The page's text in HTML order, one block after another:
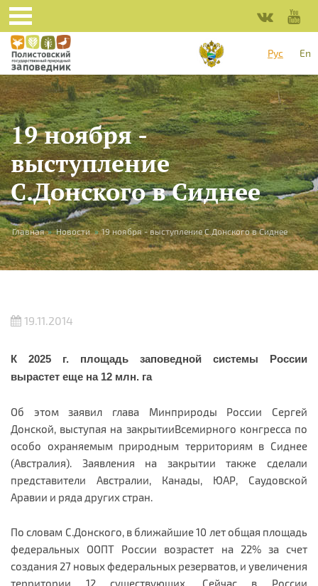
Перейти к основному содержанию
Рус
En
19 ноября -
выступление
С.Донского в Сиднее
Вы здесь
Главная » Новости » 19 ноября - выступление С.Донского в Сиднее
19.11.2014
К 2025 г. площадь заповедной системы России
вырастет еще на 12 млн. га
Об этом заявил глава Минприроды России Сергей
Донской, выступая на закрытииВсемирного конгресса по
особо охраняемым природным территориям в Сиднее
(Австралия). Заявления на закрытии также сделали
представители Австралии, Канады, ЮАР, Саудовской
Аравии и ряда других стран.
По словам С.Донского, в ближайшие 10 лет общая площадь
федеральных ООПТ России возрастет на 22% за счет
создания 27 новых федеральных резерватов, и увеличения
территории 12 существующих. Сейчас в России